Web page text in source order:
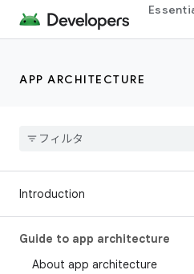
APP ARCHITECTURE
Introduction
Guide to app architecture
About app architecture